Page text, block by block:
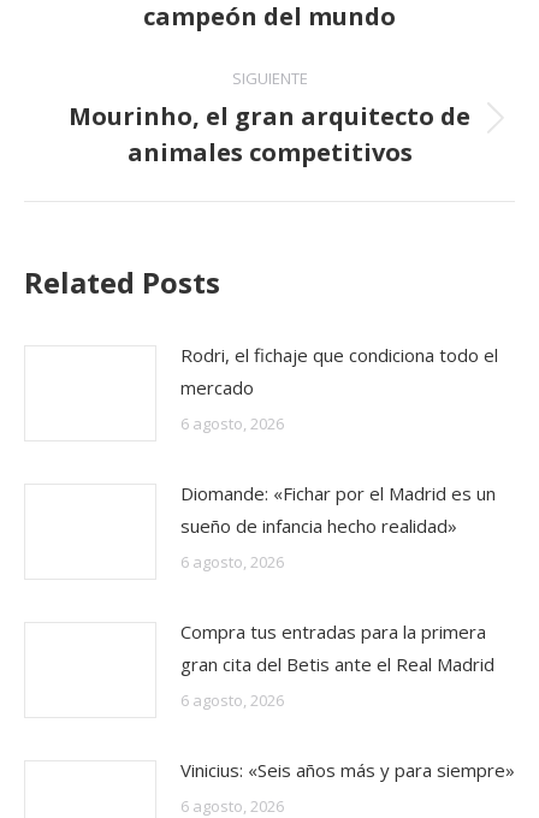
campeón del mundo
SIGUIENTE
Publicación
siguiente:
Mourinho, el gran arquitecto de
animales competitivos
Related Posts
Rodri, el fichaje que condiciona todo el
mercado
6 agosto, 2026
Diomande: «Fichar por el Madrid es un
sueño de infancia hecho realidad»
6 agosto, 2026
Compra tus entradas para la primera
gran cita del Betis ante el Real Madrid
6 agosto, 2026
Vinicius: «Seis años más y para siempre»
6 agosto, 2026